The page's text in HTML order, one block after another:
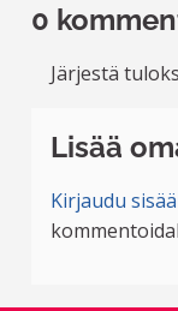
0
Järjestä
Lisää
Kirjaudu